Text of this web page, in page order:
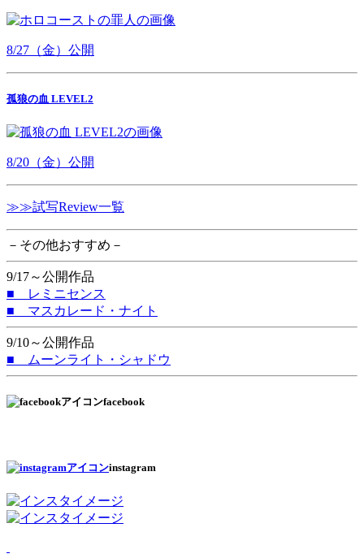
8/27（金）公開
孤狼の血 LEVEL2
8/20（金）公開
≫≫試写Review一覧
－その他おすすめ－
9/17～公開作品
■ レミニセンス
■ マスカレード・ナイト
9/10～公開作品
■ ムーンライト・シャドウ
facebook
instagram